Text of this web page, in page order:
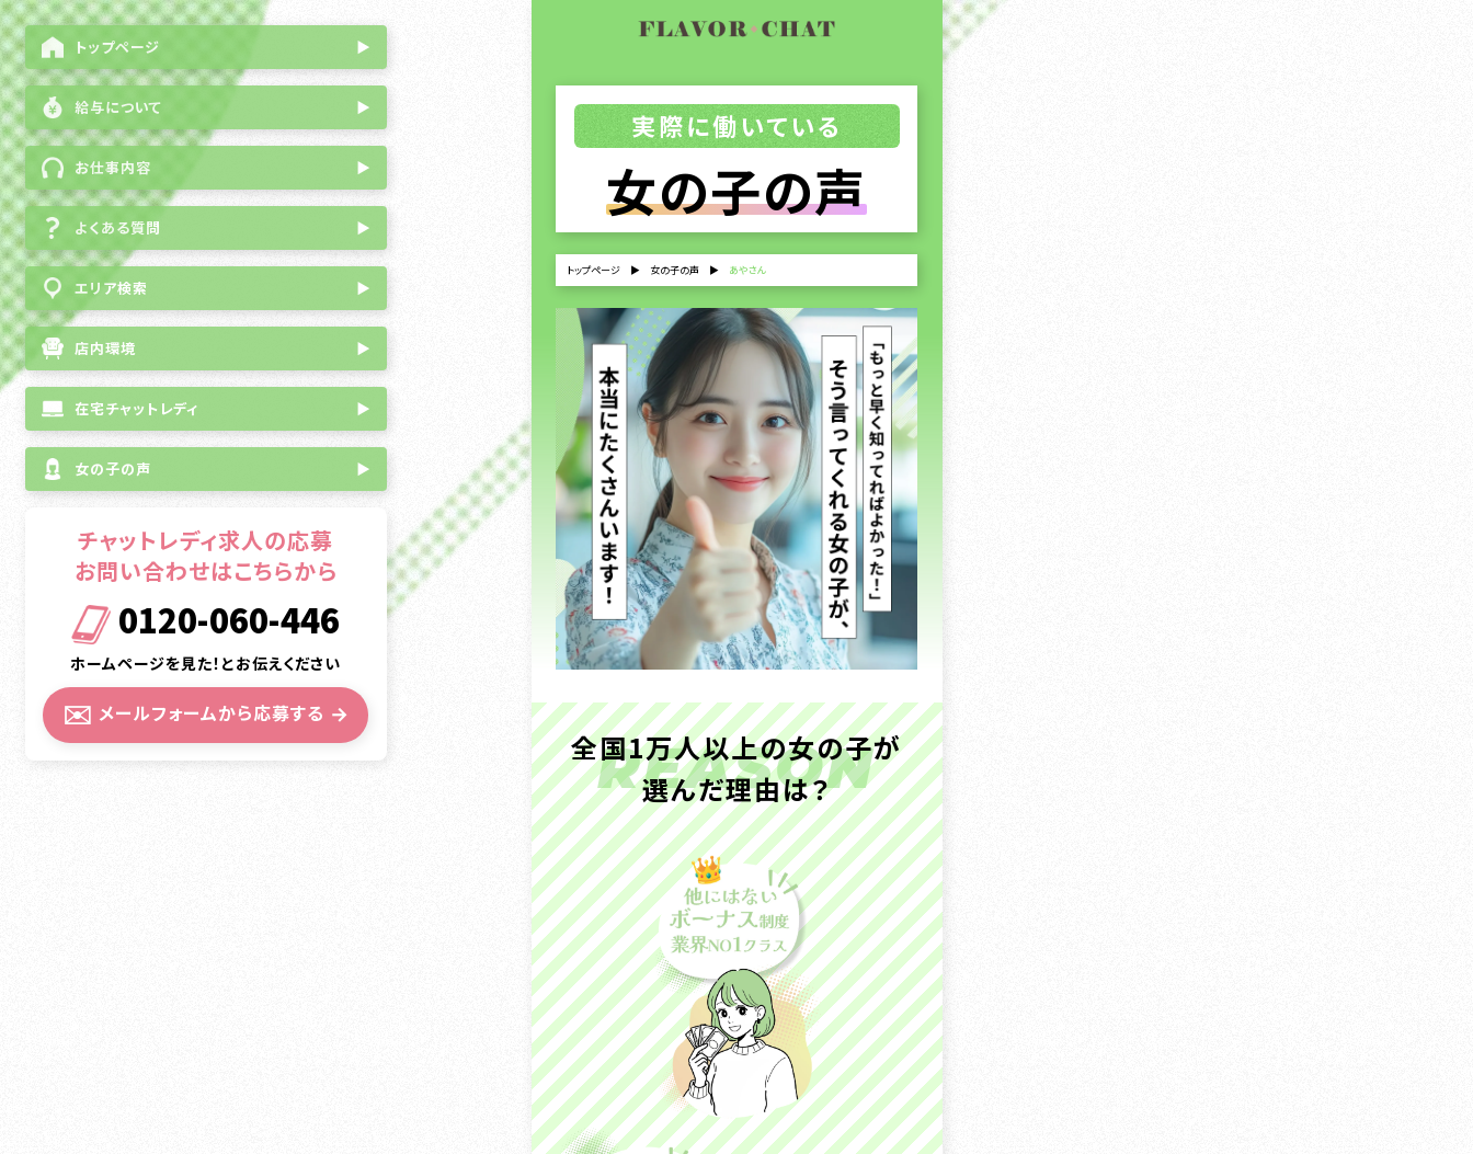
トップページ ▶
給与について ▶
お仕事内容 ▶
よくある質問 ▶
エリア検索 ▶
店内環境 ▶
在宅チャットレディ ▶
女の子の声 ▶
チャットレディ求人の応募
お問い合わせはこちらから
0120-060-446
ホームページを見た！とお伝えください
✉️ メールフォームから応募する →
実際に働いている
女の子の声
トップページ▶ 女の子の声▶ あやさん
全国1万人以上の女の子が
選んだ理由は？
REASON